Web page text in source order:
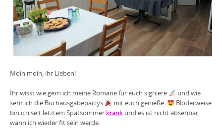
Moin moin, ihr Lieben!
Ihr wisst wie gern ich meine Romane für euch signiere
und wie
sehr ich die Buchausgabepartys
mit euch genieße.
Blöderweise
bin ich seit letztem Spätsommer krank und es ist nicht absehbar,
wann ich wieder fit sein werde.